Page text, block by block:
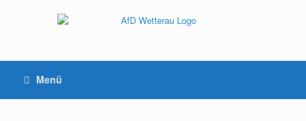
Menü